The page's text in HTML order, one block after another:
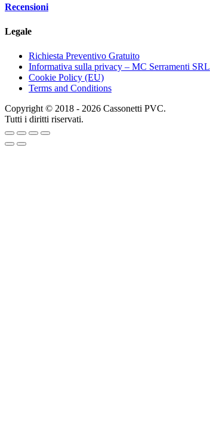
Recensioni
Legale
Richiesta Preventivo Gratuito
Informativa sulla privacy – MC Serramenti SRL
Cookie Policy (EU)
Terms and Conditions
Copyright © 2018 - 2026 Cassonetti PVC.
Tutti i diritti riservati.